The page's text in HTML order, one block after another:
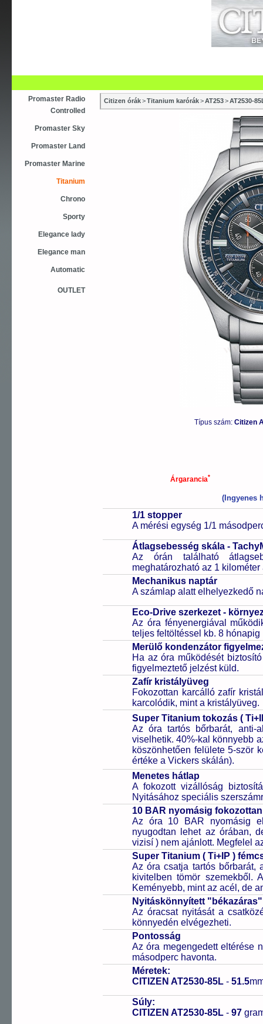
Promaster Radio
Controlled
Promaster Sky
Promaster Land
Promaster Marine
Titanium
Chrono
Sporty
Elegance lady
Elegance man
Automatic
OUTLET
Citizen órák>Titanium karórák>AT253>AT2530-
Típus szám: Citizen
Árgarancia*
(Ingyenes
1/1 stopper
A mérési egység 1/1
Átlagsebesség skála -
Az órán található
meghatározható az 1
Mechanikus naptár
A számlap alatt elhelyezkedő
Eco-Drive szerkezet -
Az óra fényenergiával
teljes feltöltéssel kb. 8
Merülő kondenzátor
Ha az óra működését
figyelmeztető jelzést küld.
Zafír kristályüveg
Fokozottan karcálló zafír
karcolódik, mint a kristályüveg.
Super Titanium tokozás (
Az óra tartós bőrbarát, anti-
viselhetik. 40%-kal könnyebb
köszönhetően felülete 5-ször
értéke a Vickers skálán).
Menetes hátlap
A fokozott vizállóság
Nyitásához speciális
10 BAR nyomásig
Az óra 10 BAR nyomásig
nyugodtan lehet az órában,
vizisí ) nem ajánlott. Megfelel
Super Titanium ( Ti+IP )
Az óra csatja tartós bőrbarát,
kivitelben tömör szemekből.
Keményebb, mint az acél, de
Nyitáskönnyített
Az óracsat nyitását a
könnyedén elvégezheti.
Pontosság
Az óra megengedett eltérése
másodperc havonta.
Méretek:
CITIZEN AT2530-85L - 51.5
Súly:
CITIZEN AT2530-85L - 97